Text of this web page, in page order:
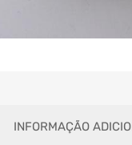
INFORMAÇÃO